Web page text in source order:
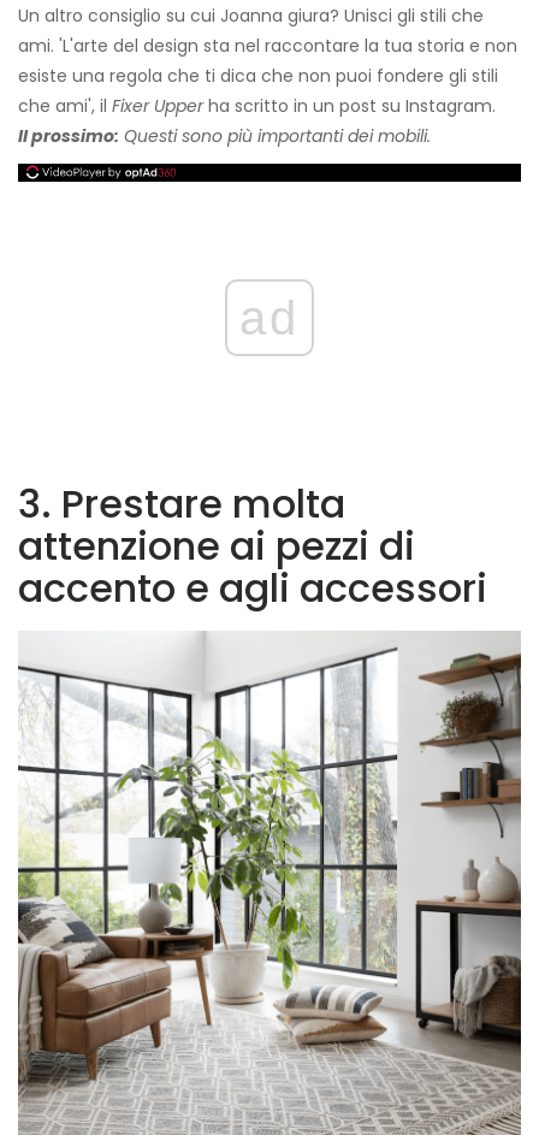
Un altro consiglio su cui Joanna giura? Unisci gli stili che
ami. 'L'arte del design sta nel raccontare la tua storia e non
esiste una regola che ti dica che non puoi fondere gli stili
che ami', il Fixer Upperha scritto in un post su Instagram.
Il prossimo: Questi sono più importanti dei mobili.
ad
3. Prestare molta
attenzione ai pezzi di
accento e agli accessori